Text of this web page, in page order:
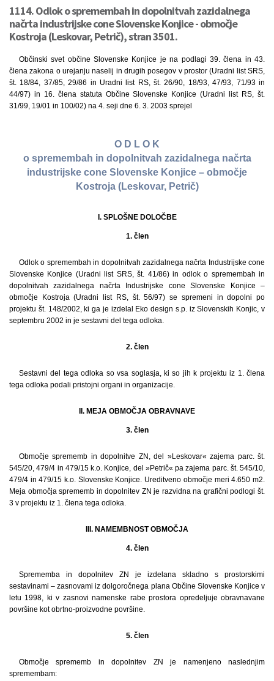
1114. Odlok o spremembah in dopolnitvah zazidalnega
načrta industrijske cone Slovenske Konjice - območje
Kostroja (Leskovar, Petrič), stran 3501.
Občinski svet občine Slovenske Konjice je na podlagi 39. člena in 43.
člena zakona o urejanju naselij in drugih posegov v prostor (Uradni list SRS,
št. 18/84, 37/85, 29/86 in Uradni list RS, št. 26/90, 18/93, 47/93, 71/93 in
44/97) in 16. člena statuta Občine Slovenske Konjice (Uradni list RS, št.
31/99, 19/01 in 100/02) na 4. seji dne 6. 3. 2003 sprejel
O D L O K
o spremembah in dopolnitvah zazidalnega načrta
industrijske cone Slovenske Konjice – območje
Kostroja (Leskovar, Petrič)
I. SPLOŠNE DOLOČBE
1. člen
Odlok o spremembah in dopolnitvah zazidalnega načrta Industrijske cone
Slovenske Konjice (Uradni list SRS, št. 41/86) in odlok o spremembah in
dopolnitvah zazidalnega načrta Industrijske cone Slovenske Konjice –
območje Kostroja (Uradni list RS, št. 56/97) se spremeni in dopolni po
projektu št. 148/2002, ki ga je izdelal Eko design s.p. iz Slovenskih Konjic, v
septembru 2002 in je sestavni del tega odloka.
2. člen
Sestavni del tega odloka so vsa soglasja, ki so jih k projektu iz 1. člena
tega odloka podali pristojni organi in organizacije.
II. MEJA OBMOČJA OBRAVNAVE
3. člen
Območje sprememb in dopolnitve ZN, del »Leskovar« zajema parc. št.
545/20, 479/4 in 479/15 k.o. Konjice, del »Petrič« pa zajema parc. št. 545/10,
479/4 in 479/15 k.o. Slovenske Konjice. Ureditveno območje meri 4.650 m2.
Meja območja sprememb in dopolnitev ZN je razvidna na grafični podlogi št.
3 v projektu iz 1. člena tega odloka.
III. NAMEMBNOST OBMOČJA
4. člen
Sprememba in dopolnitev ZN je izdelana skladno s prostorskimi
sestavinami – zasnovami iz dolgoročnega plana Občine Slovenske Konjice v
letu 1998, ki v zasnovi namenske rabe prostora opredeljuje obravnavane
površine kot obrtno-proizvodne površine.
5. člen
Območje sprememb in dopolnitev ZN je namenjeno naslednjim
spremembam: